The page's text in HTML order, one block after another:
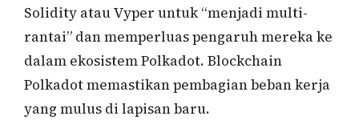
Solidity atau Vyper untuk “menjadi multi-
rantai” dan memperluas pengaruh mereka ke
dalam ekosistem Polkadot. Blockchain
Polkadot memastikan pembagian beban kerja
yang mulus di lapisan baru.